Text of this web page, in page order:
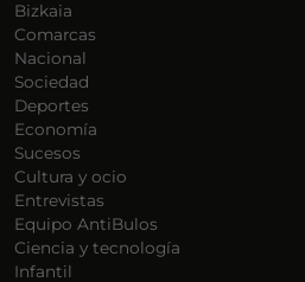
Bizkaia
Comarcas
Nacional
Sociedad
Deportes
Economía
Sucesos
Cultura y ocio
Entrevistas
Equipo AntiBulos
Ciencia y tecnología
Infantil